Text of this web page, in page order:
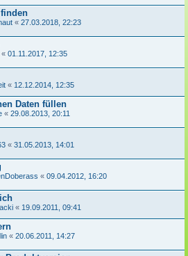
« 27.03.2018, 22:23
« 01.11.2017, 12:35
« 12.12.2014, 12:35
Daten füllen
« 29.08.2013, 20:11
« 31.05.2013, 14:01
« 09.04.2012, 16:20
« 19.09.2011, 09:41
« 20.06.2011, 14:27